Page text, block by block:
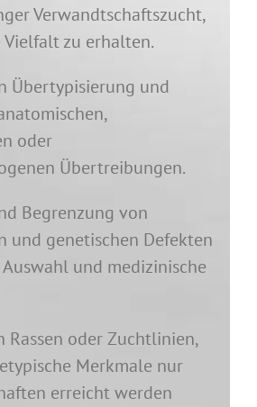
Verwandtschaftszucht,
Vielfalt zu erhalten.
Übertypisierung und
oder
Übertreibungen.
Begrenzung von
und genetischen Defekten
und medizinische
Rassen oder Zuchtlinien,
Merkmale nur
erreicht werden